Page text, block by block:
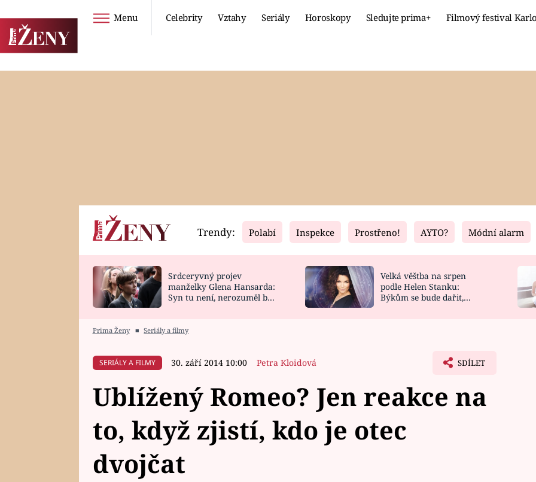
Menu Celebrity Vztahy Seriály Horoskopy Sledujte prima+ Filmový festival
Horoskopy
HOROSKOP NA
Video
CELEBRITY
VAŘENÍ
Fresh
NOVINKY
VIDEORECEPTY
Living
DESIGN
Trendy: Polabí Inspekce Prostřeno! AYTO? Módní alarm
Srdceryvný projev
manželky Glena Hansarda:
Syn tu není, nerozuměl by
Velká věštba na srpen
podle Helen Stanku:
Býkům se bude dařit,
Prima Ženy ■ Seriály a filmy
SERIÁLY A FILMY 30. září 2014 10:00 Petra Kloidová SDÍLET
Ublížený Romeo? Jen reakce na
to, když zjistí, kdo je otec
dvojčat